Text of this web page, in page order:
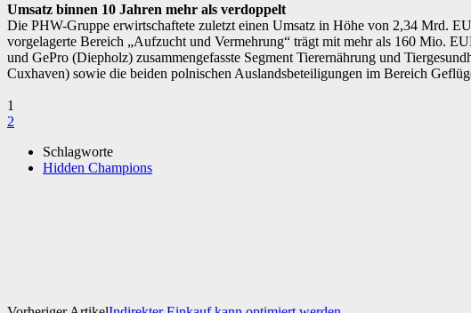
Umsatz binnen 10 Jahren mehr als verdoppelt
Die PHW-Gruppe erwirtschaftete zuletzt einen Umsatz in Höhe von 2,34 Mrd.
vorgelagerte Bereich „Aufzucht und Vermehrung“ trägt mit mehr als 160 Mio.
und GePro (Diepholz) zusammengefasste Segment Tierernährung und
Cuxhaven) sowie die beiden polnischen Auslandsbeteiligungen im Bereich
1
2
Schlagworte
Hidden Champions